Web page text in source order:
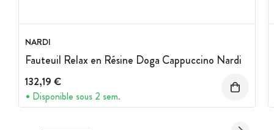
NARDI
Fauteuil Relax en Résine Doga Cappuccino Nardi
132,19 €
Disponible sous 2 sem.